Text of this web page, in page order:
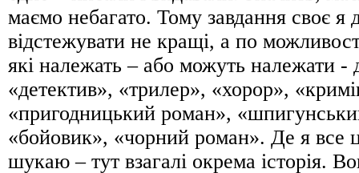
маємо небагато. Тому завдання своє я
відстежувати не кращі, а по
які належать – або можуть належати -
«детектив», «трилер», «хорор»,
«пригодницький роман»,
«бойовик», «чорний роман». Де я все
шукаю – тут взагалі окрема історія.